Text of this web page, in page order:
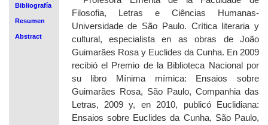
Bibliografía
Resumen
Abstract
Filosofia, Letras e Ciências Humanas-
Universidade de São Paulo. Crítica literaria y
cultural, especialista en as obras de João
Guimarães Rosa y Euclides da Cunha. En 2009
recibió el Premio de la Biblioteca Nacional por
su libro Mínima mímica: Ensaios sobre
Guimarães Rosa, São Paulo, Companhia das
Letras, 2009 y, en 2010, publicó Euclidiana:
Ensaios sobre Euclides da Cunha, São Paulo,